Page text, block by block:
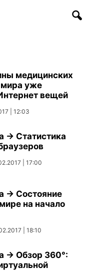
медицинских
мира уже
вещей
| 12:03
→ Статистика
| 17:00
→ Состояние
на начало
| 18:10
→ Обзор 360°: